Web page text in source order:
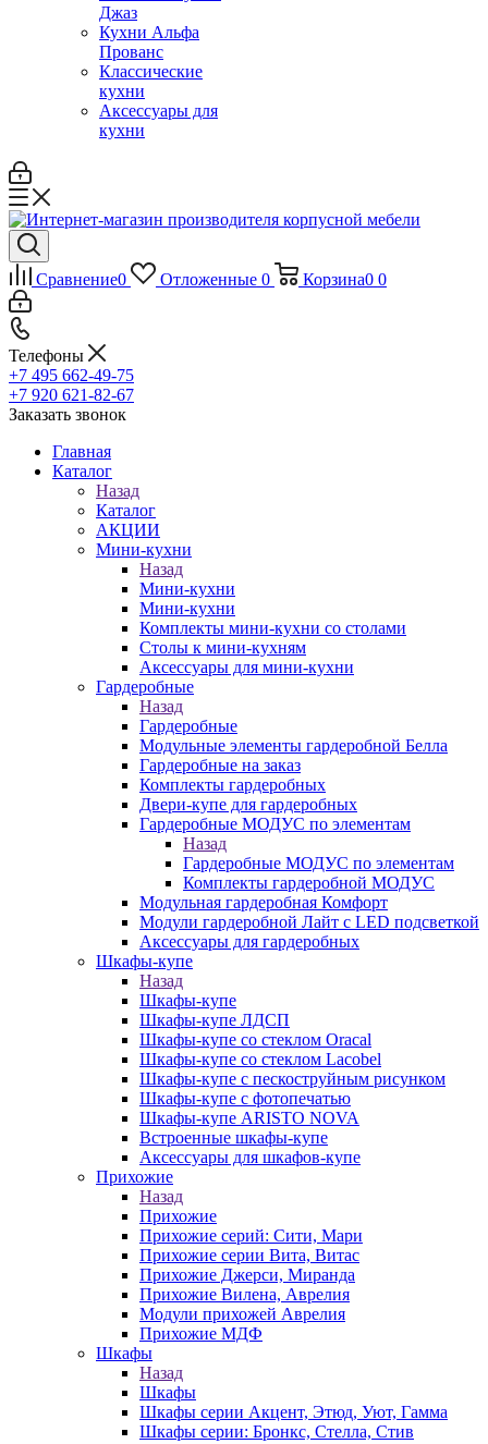
Джаз
Кухни Альфа
Прованс
Классические
кухни
Аксессуары для
кухни
Сравнение0 Отложенные 0 Корзина0 0
Телефоны
+7 495 662-49-75
+7 920 621-82-67
Заказать звонок
Главная
Каталог
Назад
Каталог
АКЦИИ
Мини-кухни
Назад
Мини-кухни
Мини-кухни
Комплекты мини-кухни со столами
Столы к мини-кухням
Аксессуары для мини-кухни
Гардеробные
Назад
Гардеробные
Модульные элементы гардеробной Белла
Гардеробные на заказ
Комплекты гардеробных
Двери-купе для гардеробных
Гардеробные МОДУС по элементам
Назад
Гардеробные МОДУС по элементам
Комплекты гардеробной МОДУС
Модульная гардеробная Комфорт
Модули гардеробной Лайт с LED подсветкой
Аксессуары для гардеробных
Шкафы-купе
Назад
Шкафы-купе
Шкафы-купе ЛДСП
Шкафы-купе со стеклом Oracal
Шкафы-купе со стеклом Lacobel
Шкафы-купе с пескоструйным рисунком
Шкафы-купе с фотопечатью
Шкафы-купе ARISTO NOVA
Встроенные шкафы-купе
Аксессуары для шкафов-купе
Прихожие
Назад
Прихожие
Прихожие серий: Сити, Мари
Прихожие серии Вита, Витас
Прихожие Джерси, Миранда
Прихожие Вилена, Аврелия
Модули прихожей Аврелия
Прихожие МДФ
Шкафы
Назад
Шкафы
Шкафы серии Акцент, Этюд, Уют, Гамма
Шкафы серии: Бронкс, Стелла, Стив